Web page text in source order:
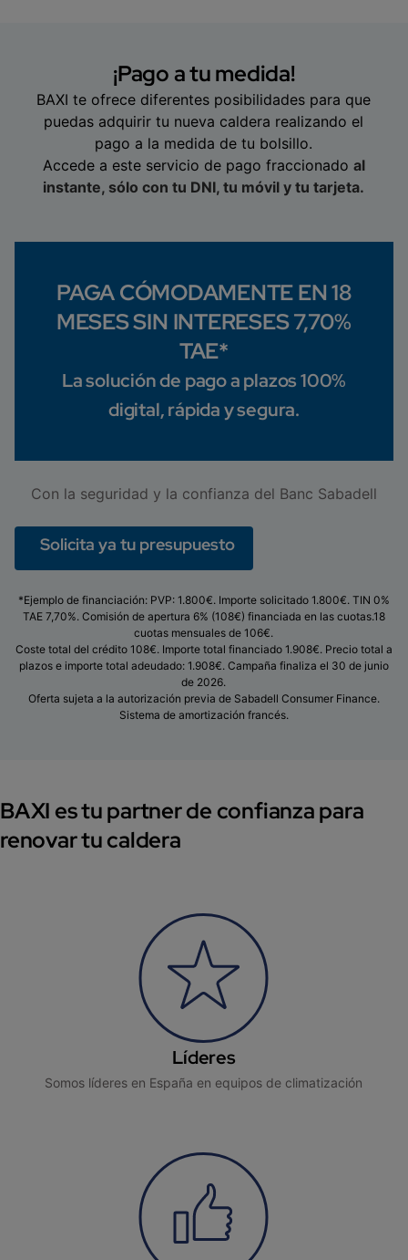
¡Pago a tu medida!
BAXI te ofrece diferentes posibilidades para que
puedas adquirir tu nueva caldera realizando el
pago a la medida de tu bolsillo.
Accede a este servicio de pago fraccionado al
instante, sólo con tu DNI, tu móvil y tu tarjeta.
PAGA CÓMODAMENTE EN 18
MESES SIN INTERESES 7,70%
TAE*
La solución de pago a plazos 100%
digital, rápida y segura.
Con la seguridad y la confianza del Banc Sabadell
Solicita ya tu presupuesto
*Ejemplo de financiación: PVP: 1.800€. Importe solicitado 1.800€. TIN 0%
TAE 7,70%. Comisión de apertura 6% (108€) financiada en las cuotas.18
cuotas mensuales de 106€.
Coste total del crédito 108€. Importe total financiado 1.908€. Precio total a
plazos e importe total adeudado: 1.908€. Campaña finaliza el 30 de junio
de 2026.
Oferta sujeta a la autorización previa de Sabadell Consumer Finance.
Sistema de amortización francés.
BAXI es tu partner de confianza para
renovar tu caldera
Líderes
Somos líderes en España en equipos de climatización